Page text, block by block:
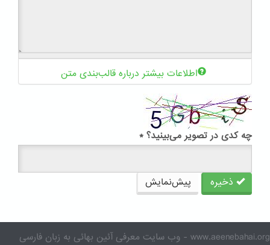
اطلاعات بیشتر درباره قالب‌بندی متن
چه کدی در تصویر می‌بینید؟ *
ذخیره پیش‌نمایش
www.aeenebahai.org - وب سایت معرفی آئین بهائی به زبان فارسی